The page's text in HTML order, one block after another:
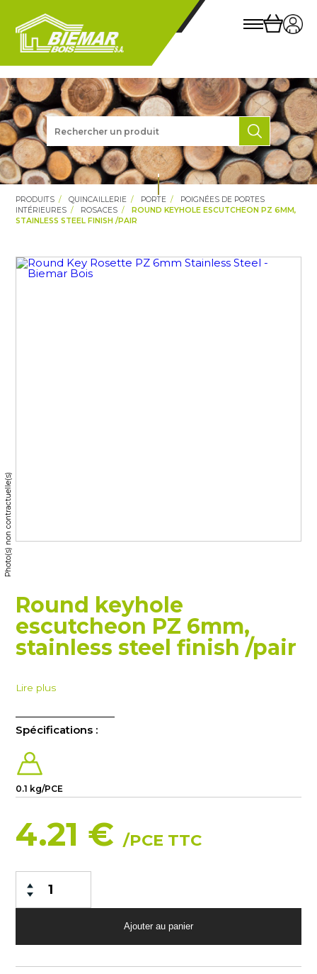
PRODUITS QUINCAILLERIE PORTE
POIGNÉES DE PORTES
INTÉRIEURES
ROSACES
ROUND KEYHOLE ESCUTCHEON PZ 6MM,
STAINLESS STEEL FINISH /PAIR
Photo(s) non contractuelle(s)
Round keyhole
escutcheon PZ 6mm,
stainless steel finish /pair
Lire plus
Spécifications :
0.1 kg/PCE
4.21 €/PCE TTC